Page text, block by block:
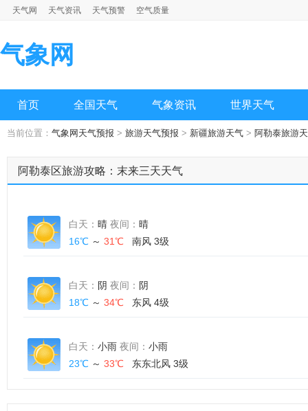
天气网 天气资讯 天气预警 空气质量
气象网
首页 全国天气 气象资讯 世界天气
当前位置： 气象网天气预报 > 旅游天气预报 > 新疆旅游天气 > 阿勒泰旅游
阿勒泰区旅游攻略：末来三天天气
白天： 晴 夜间： 晴
16℃ ～ 31℃ 南风 3级
白天： 阴 夜间： 阴
18℃ ～ 34℃ 东风 4级
白天： 小雨 夜间： 小雨
23℃ ～ 33℃ 东东北风 3级